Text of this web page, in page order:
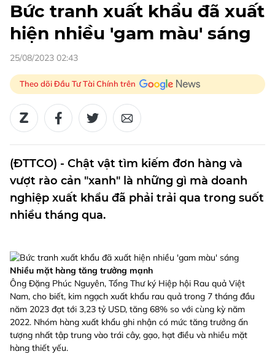
Bức tranh xuất khẩu đã xuất
hiện nhiều 'gam màu' sáng
25/08/2023 02:43
Theo dõi Đầu Tư Tài Chính trên
(ĐTTCO) - Chật vật tìm kiếm đơn hàng và
vượt rào cản "xanh" là những gì mà doanh
nghiệp xuất khẩu đã phải trải qua trong suốt
nhiều tháng qua.
Nhiều mặt hàng tăng trưởng mạnh
Ông Đặng Phúc Nguyên, Tổng Thư ký Hiệp hội Rau quả Việt
Nam, cho biết, kim ngạch xuất khẩu rau quả trong 7 tháng đầu
năm 2023 đạt tới 3,23 tỷ USD, tăng 68% so với cùng kỳ năm
2022. Nhóm hàng xuất khẩu ghi nhận có mức tăng trưởng ấn
tượng nhất tập trung vào trái cây, gạo, hạt điều và nhiều mặt
hàng thiết yếu.